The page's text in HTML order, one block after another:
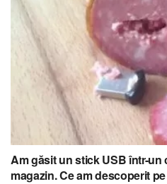
Am găsit un stick USB într-un
magazin. Ce am descoperit